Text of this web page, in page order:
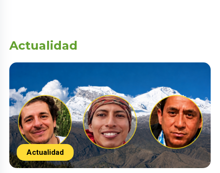
Actualidad
Actualidad